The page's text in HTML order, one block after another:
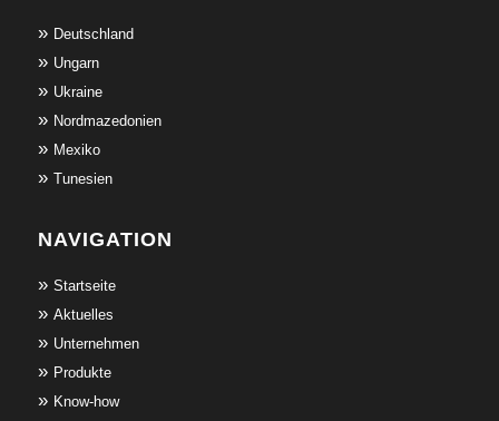
Deutschland
Ungarn
Ukraine
Nordmazedonien
Mexiko
Tunesien
NAVIGATION
Startseite
Aktuelles
Unternehmen
Produkte
Know-how